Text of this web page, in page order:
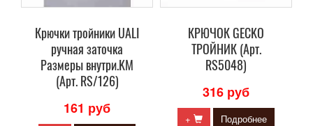
Крючки тройники UALI
ручная заточка
Размеры внутри.KM
(Арт. RS/126)
161 руб
КРЮЧОК GECKO
ТРОЙНИК (Арт.
RS5048)
316 руб
+ Подробнее